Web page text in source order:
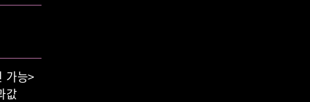
가능>
값